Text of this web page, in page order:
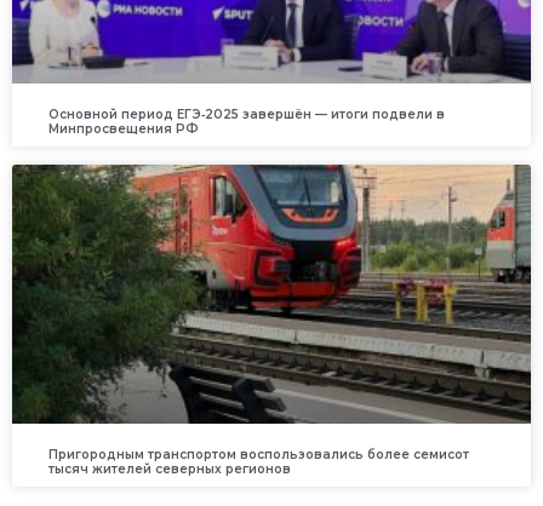
Основной период ЕГЭ‑2025 завершён — итоги подвели в
Минпросвещения РФ
Пригородным транспортом воспользовались более семисот
тысяч жителей северных регионов